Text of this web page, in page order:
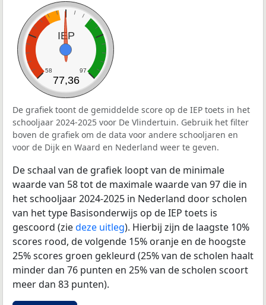
IEP
58 97
77,36
De grafiek toont de gemiddelde score op de IEP toets in het
schooljaar 2024-2025 voor De Vlindertuin. Gebruik het filter
boven de grafiek om de data voor andere schooljaren en
voor de Dijk en Waard en Nederland weer te geven.
De schaal van de grafiek loopt van de minimale
waarde van 58 tot de maximale waarde van 97 die in
het schooljaar 2024-2025 in Nederland door scholen
van het type Basisonderwijs op de IEP toets is
gescoord (ziedeze uitleg). Hierbij zijn de laagste 10%
scores rood, de volgende 15% oranje en de hoogste
25% scores groen gekleurd (25% van de scholen haalt
minder dan 76 punten en 25% van de scholen scoort
meer dan 83 punten).